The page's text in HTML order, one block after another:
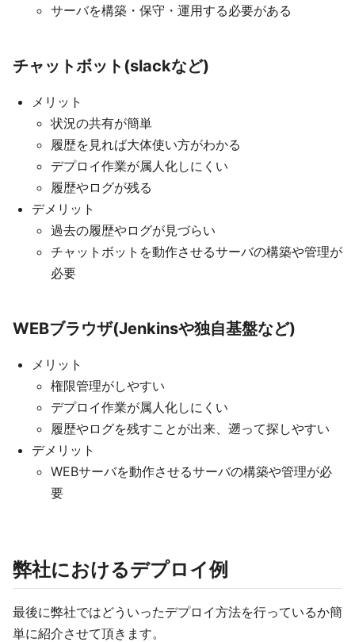
サーバを構築・保守・運用する必要がある
チャットボット(slackなど)
メリット
状況の共有が簡単
履歴を見れば大体使い方がわかる
デプロイ作業が属人化しにくい
履歴やログが残る
デメリット
過去の履歴やログが見づらい
チャットボットを動作させるサーバの構築や管理が
必要
WEBブラウザ(Jenkinsや独自基盤など)
メリット
権限管理がしやすい
デプロイ作業が属人化しにくい
履歴やログを残すことが出来、遡って探しやすい
デメリット
WEBサーバを動作させるサーバの構築や管理が必
要
弊社におけるデプロイ例
最後に弊社ではどういったデプロイ方法を行っているか簡
単に紹介させて頂きます。